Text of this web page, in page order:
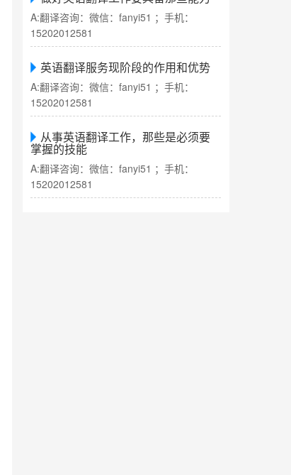
A:翻译咨询：微信：fanyi51 ；手机：
15202012581
英语翻译服务现阶段的作用和优势
A:翻译咨询：微信：fanyi51 ；手机：
15202012581
从事英语翻译工作，那些是必须要
掌握的技能
A:翻译咨询：微信：fanyi51 ；手机：
15202012581